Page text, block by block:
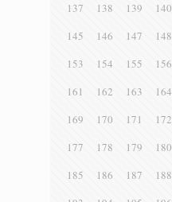
137
138 139 140
145
146 147 148
153
154 155 156
161
162 163 164
169
170 171 172
177
178 179 180
185
186 187 188